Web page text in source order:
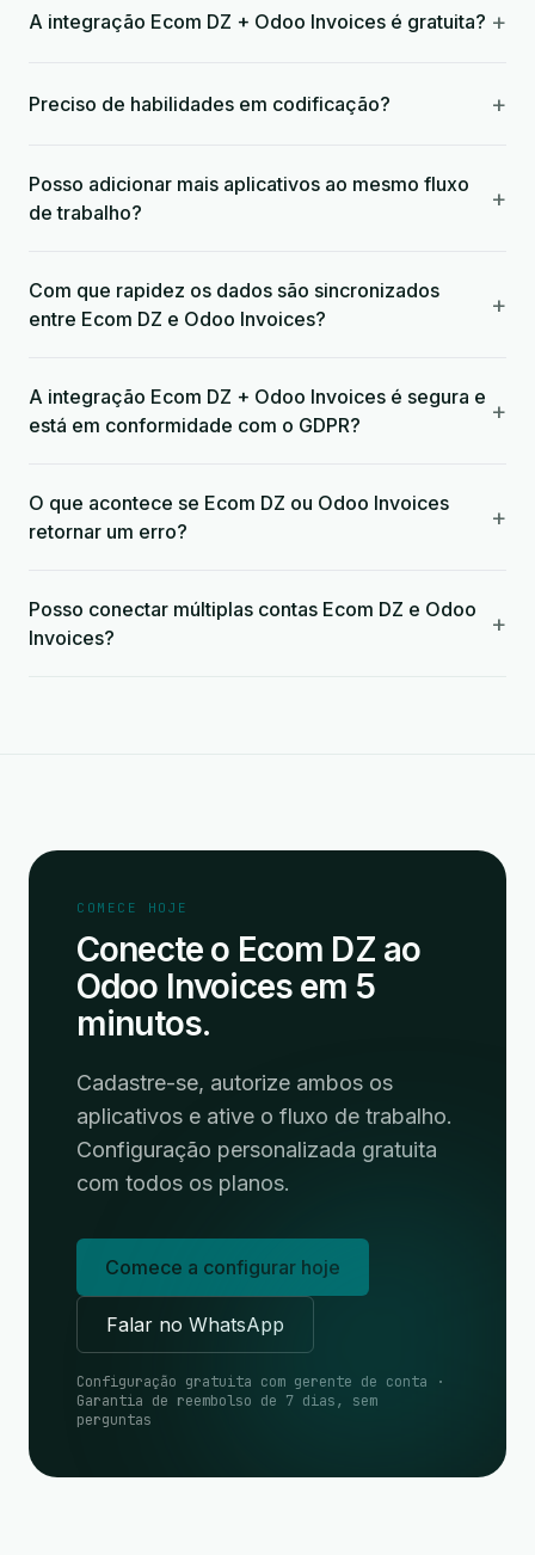
A integração Ecom DZ + Odoo Invoices é gratuita? +
Preciso de habilidades em codificação? +
Posso adicionar mais aplicativos ao mesmo fluxo
de trabalho?
+
Com que rapidez os dados são sincronizados
entre Ecom DZ e Odoo Invoices?
+
A integração Ecom DZ + Odoo Invoices é segura e
está em conformidade com o GDPR?
+
O que acontece se Ecom DZ ou Odoo Invoices
retornar um erro?
+
Posso conectar múltiplas contas Ecom DZ e Odoo
Invoices?
+
COMECE HOJE
Conecte o Ecom DZ ao
Odoo Invoices em 5
minutos.
Cadastre-se, autorize ambos os
aplicativos e ative o fluxo de trabalho.
Configuração personalizada gratuita
com todos os planos.
Comece a configurar hoje
Falar no WhatsApp
Configuração gratuita com gerente de conta ·
Garantia de reembolso de 7 dias, sem
perguntas